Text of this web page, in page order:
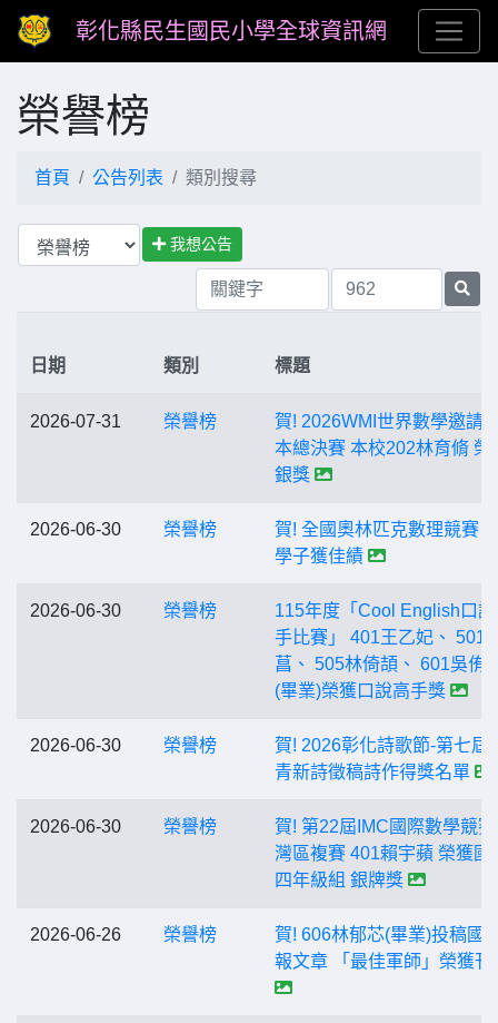
彰化縣民生國民小學全球資訊網
榮譽榜
首頁 公告列表 類別搜尋
我想公告
日期 類別 標題
2026-07-31 榮譽榜
賀! 2026WMI世界數學邀請
本總決賽 本校202林育脩 榮
銀獎
2026-06-30 榮譽榜
賀! 全國奧林匹克數理競賽
學子獲佳績
2026-06-30 榮譽榜
115年度「Cool English口
手比賽」 401王乙妃、 501
菖、 505林倚頡、 601吳侑
(畢業)榮獲口說高手獎
2026-06-30 榮譽榜
賀! 2026彰化詩歌節-第七屆
青新詩徵稿詩作得獎名單
2026-06-30 榮譽榜
賀! 第22屆IMC國際數學競
灣區複賽 401賴宇蘋 榮獲國
四年級組 銀牌獎
2026-06-26 榮譽榜
賀! 606林郁芯(畢業)投稿國
報文章 「最佳軍師」榮獲刊